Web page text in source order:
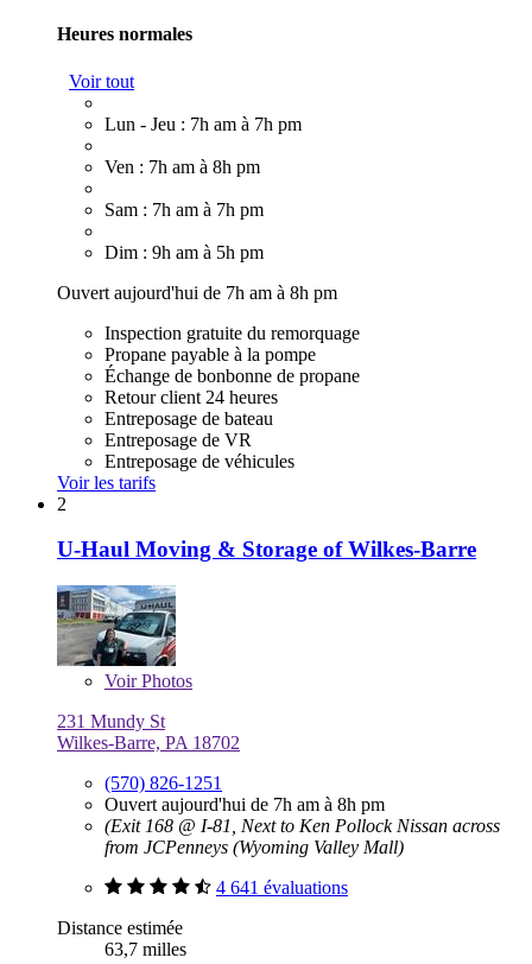
Heures normales
Voir tout
Lun - Jeu : 7h am à 7h pm
Ven : 7h am à 8h pm
Sam : 7h am à 7h pm
Dim : 9h am à 5h pm
Ouvert aujourd'hui de 7h am à 8h pm
Inspection gratuite du remorquage
Propane payable à la pompe
Échange de bonbonne de propane
Retour client 24 heures
Entreposage de bateau
Entreposage de VR
Entreposage de véhicules
Voir les tarifs
2
U-Haul Moving & Storage of Wilkes-Barre
VoirPhotos
231 Mundy St
Wilkes-Barre, PA 18702
(570) 826-1251
Ouvert aujourd'hui de 7h am à 8h pm
(Exit 168 @ I-81, Next to Ken Pollock Nissan across
from JCPenneys (Wyoming Valley Mall)
4 641 évaluations
Distance estimée
63,7 milles